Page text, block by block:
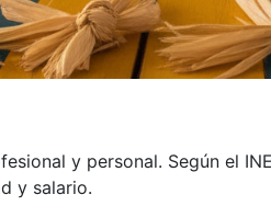
y personal. Según el
y salario.